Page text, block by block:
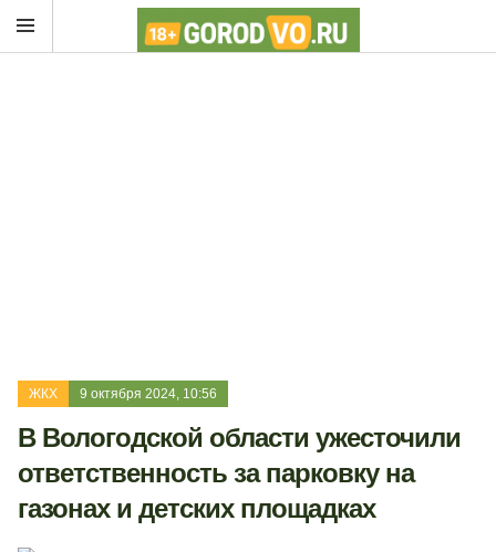
ЖКХ 9 октября 2024, 10:56
В Вологодской области ужесточили
ответственность за парковку на
газонах и детских площадках